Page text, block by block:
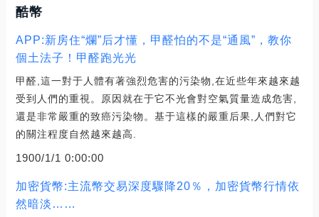
酷幣
APP:新房住“爛”后才懂，甲醛怕的不是“通風”，教你
個土法子！甲醛跑光光
甲醛,這一對于人體有著強烈危害的污染物,在近些年來越來越
受到人們的重視。原因就在于它不光會對空氣質量造成危害,
還是非常嚴重的致癌污染物。基于這樣的嚴重后果,人們對它
的關注程度自然越來越高.
1900/1/1 0:00:00
加密貨幣:主流幣交易深度驟降20％，加密貨幣行情依
然暗淡……